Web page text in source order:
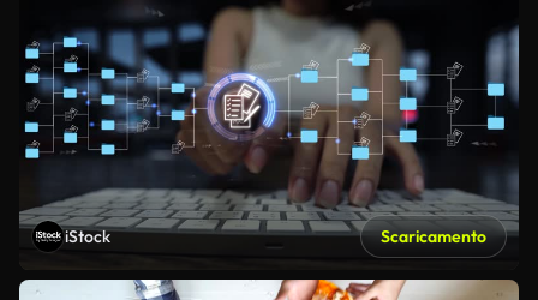
iStock Scaricamento